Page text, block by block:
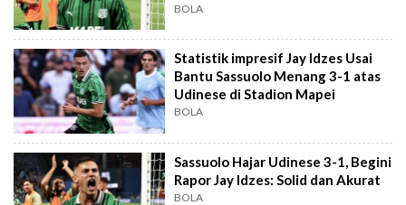
BOLA
Statistik impresif Jay Idzes Usai
Bantu Sassuolo Menang 3-1 atas
Udinese di Stadion Mapei
BOLA
Sassuolo Hajar Udinese 3-1, Begini
Rapor Jay Idzes: Solid dan Akurat
BOLA